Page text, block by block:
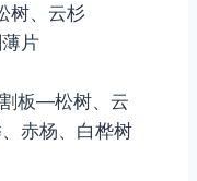
树、云杉
片
板—松树、云
赤杨、白桦树